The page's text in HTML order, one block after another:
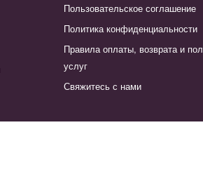
Пользовательское соглашение
Политика конфиденциальности
Правила оплаты, возврата и
услуг
Свяжитесь с нами